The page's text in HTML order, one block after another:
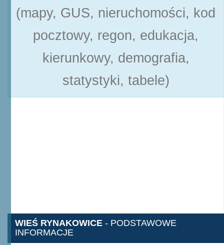
(mapy, GUS, nieruchomości, kod
pocztowy, regon, edukacja,
kierunkowy, demografia,
statystyki, tabele)
WIEŚ RYNAKOWICE - PODSTAWOWE
INFORMACJE